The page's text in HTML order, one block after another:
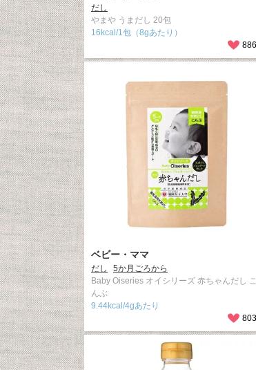
だし
やまや うまだし 20包
16kcal/1包（8gあたり）
ベビー・ママ
だし
5か月ごろから
Baby Oiseries オイシリーズ 赤ちゃんだし こ
んぶ
9.44kcal/4gあたり